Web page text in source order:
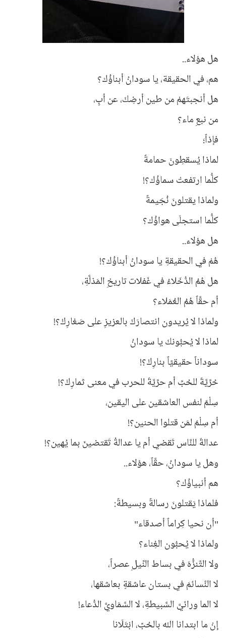
هل هؤلاء..
هم، في الحقيقة، يا سودانُ أبناؤُك؟
هل أنجبتَهمْ من طين أرضِكَ، عن أبٍ،
من نبعِ ماء؟
فإذاً؛
لماذا يُسقطِونَ حمامةً
كلُّما ارتفعتْ سماؤُك؟!
ولماذا يقتلونَ نُجَيمةً
كلُّما استجلَى هواؤُك؟
هل هؤلاء..
هُمْ في الحقيقةِ يا سودانُ أبناؤُك؟!
هل هُمُ الدُّخَلاءُ في غَفلات تاريخِ المَذلَّةِ،
أم حقَّاً هُمُ العُمَلاء؟
ولماذا لا يُريدون انتصارَكَ بالعزيزِ على صَغارِكْ؟!
لماذا لا يُحبُّونكَ يا سودانُ
سوداناً حقيقيَّاً بنارِكْ؟!
حُرِّيَّةٌ للحُبِّ أم حرِّيَّةٌ للحرب في معنى ثمارِكْ؟!
سِلْمٌ لنفس العاشقين على اليقين،
أم سِلْمٌ لمَن قتلوا الحنين؟!
عدالةٌ للنَّاس تَقضي أم يا عدالةُ تَقتضينَ بما يُهين؟!
وهل يا سودانُ، حقَّاً، هؤلاء..
هم أنبياؤُك؟
فلماذا يَقتلونَ رسالةً وبسيطةً:
"أن نحيا كِراماً أصدقاء"
ولماذا لا يُحبُّون الغِناء؟
ولا التَّنزُّهَ في بساط النِّيلِ عصراً،
لا النَّسائمَ في بستان عاشقةٍ بعاشقها،
لا الما ورائيَّ السَّبيطةِ، لا السَّمَاويَّ الدُّعاء!
إِنْ ما ابتدانا الله بالحُبِّ، ابْتَلَانا